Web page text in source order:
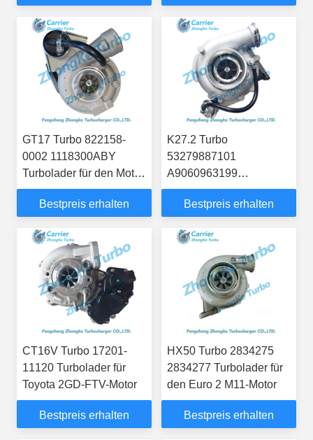
GT17 Turbo 822158-
0002 1118300ABY
Turbolader für den Motor
1030 1040 4JB1
Bestpreis erhalten
K27.2 Turbo
53279887101
A9060963199
Turbolader für den Bus-
Lkw-Motor OM906LA
Bestpreis erhalten
CT16V Turbo 17201-
11120 Turbolader für
Toyota 2GD-FTV-Motor
Bestpreis erhalten
HX50 Turbo 2834275
2834277 Turbolader für
den Euro 2 M11-Motor
Bestpreis erhalten